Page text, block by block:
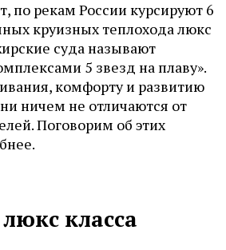
по рекам России курсируют 6
круизных теплохода люкс
суда называют
5 звезд на плаву».
комфорту и развитию
ничем не отличаются от
Поговорим об этих
класса